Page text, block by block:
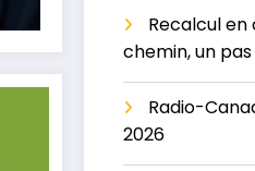
Recalcul
chemin, un
Radio-
2026